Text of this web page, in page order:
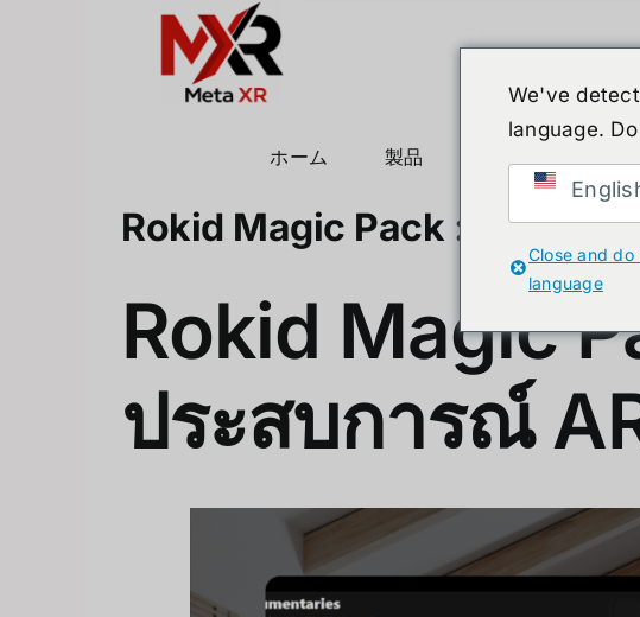
ホーム 製品
Rokid Magic Pack : การปฏิวั
Rokid Magic
ประสบการณ์
We've
language.
Close and
language